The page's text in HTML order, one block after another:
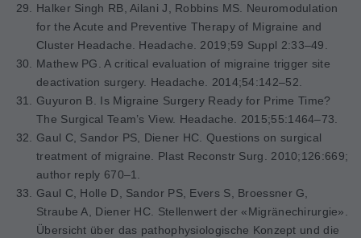
Halker Singh RB, Ailani J, Robbins MS. Neuromodulation
for the Acute and Preventive Therapy of Migraine and
Cluster Headache. Headache. 2019;59 Suppl 2:33–49.
Mathew PG. A critical evaluation of migraine trigger site
deactivation surgery. Headache. 2014;54:142–52.
Guyuron B. Is Migraine Surgery Ready for Prime Time?
The Surgical Team’s View. Headache. 2015;55:1464–73.
Gaul C, Sandor PS, Diener HC. Questions on surgical
treatment of migraine. Plast Reconstr Surg. 2010;126:669;
author reply 670–1.
Gaul C, Holle D, Sandor PS, Evers S, Broessner G,
Straube A, Diener HC. Stellenwert der «Migränechirurgie».
Übersicht über das pathophysiologische Konzept und die